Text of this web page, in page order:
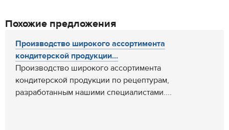
Похожие предложения
Производство широкого ассортимента
кондитерской продукции...
Производство широкого ассортимента
кондитерской продукции по рецептурам,
разработанным нашими специалистами....